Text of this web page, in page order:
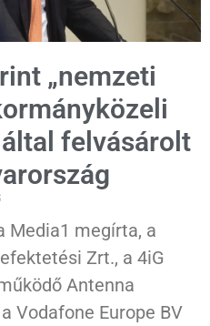
„nemzeti
felvásárolt
Media1 megírta, a
Zrt., a 4iG
Antenna
Vodafone Europe BV